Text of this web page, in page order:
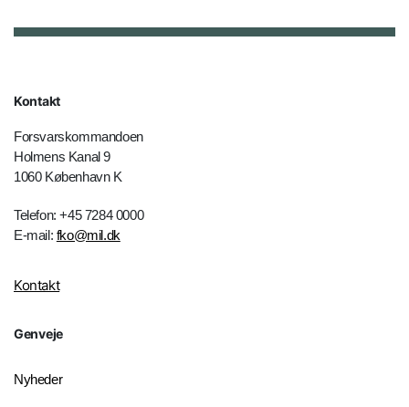
Kontakt
Forsvarskommandoen
Holmens Kanal 9
1060 København K
Telefon: +45 7284 0000
E-mail: fko@mil.dk
Kontakt
Genveje
Nyheder